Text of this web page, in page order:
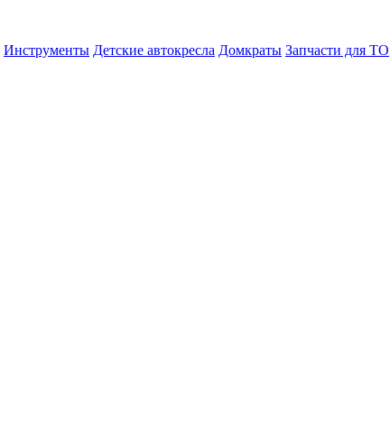
Инструменты Детские автокресла Домкраты Запчасти для ТО